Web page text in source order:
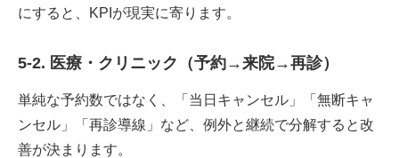
にすると、KPIが現実に寄ります。
5-2. 医療・クリニック（予約→来院→再診）
単純な予約数ではなく、「当日キャンセル」「無断キャ
ンセル」「再診導線」など、例外と継続で分解すると改
善が決まります。